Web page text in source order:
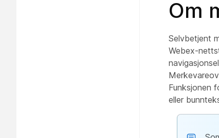
Om
Selvbetjent
Webex-
Funksjonen
eller